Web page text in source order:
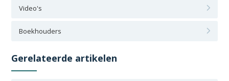
Video's
Boekhouders
Gerelateerde artikelen